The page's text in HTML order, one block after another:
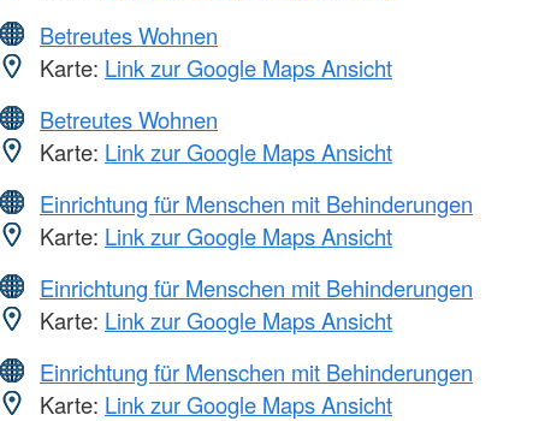
Betreutes Wohnen
Karte: Link zur Google Maps Ansicht
Betreutes Wohnen
Karte: Link zur Google Maps Ansicht
Einrichtung für Menschen mit Behinderungen
Karte: Link zur Google Maps Ansicht
Einrichtung für Menschen mit Behinderungen
Karte: Link zur Google Maps Ansicht
Einrichtung für Menschen mit Behinderungen
Karte: Link zur Google Maps Ansicht